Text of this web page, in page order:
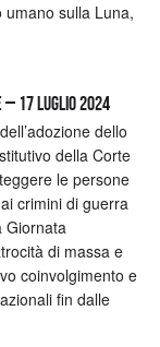
umano sulla Luna,
17 luglio 2024
dello
della Corte
le persone
crimini di guerra
Giornata
di massa e
coinvolgimento e
fin dalle